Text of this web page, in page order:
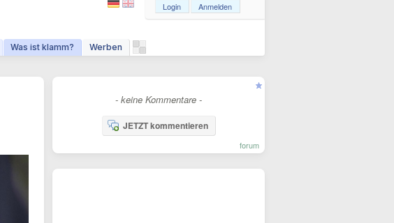
Was ist klamm? Werben
Login Anmelden
- keine Kommentare -
JETZT kommentieren
forum